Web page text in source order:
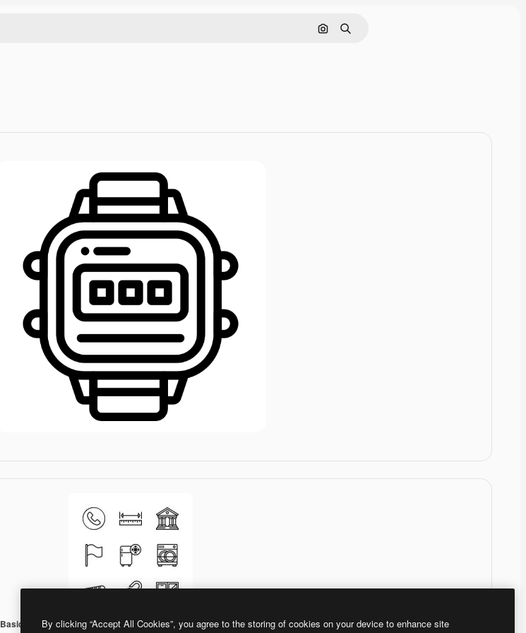
Поиск по изображению
Поиск
Basic Mixture LinealBy clicking “Accept All Cookies”, you agree to the storing of cookies on your device to enhance site